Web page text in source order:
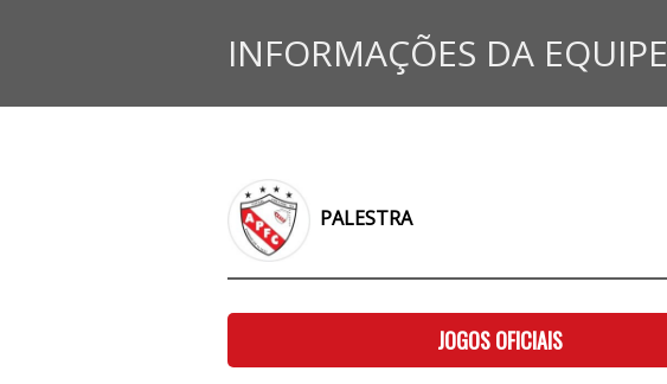
INFORMAÇÕES DA EQUIPE
PALESTRA
JOGOS OFICIAIS